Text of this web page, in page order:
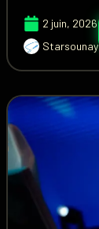
2 juin, 2026
Starsounay